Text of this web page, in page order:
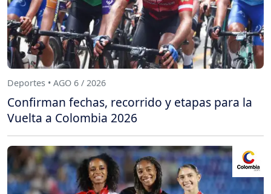
Deportes • AGO 6 / 2026
Confirman fechas, recorrido y etapas para la
Vuelta a Colombia 2026